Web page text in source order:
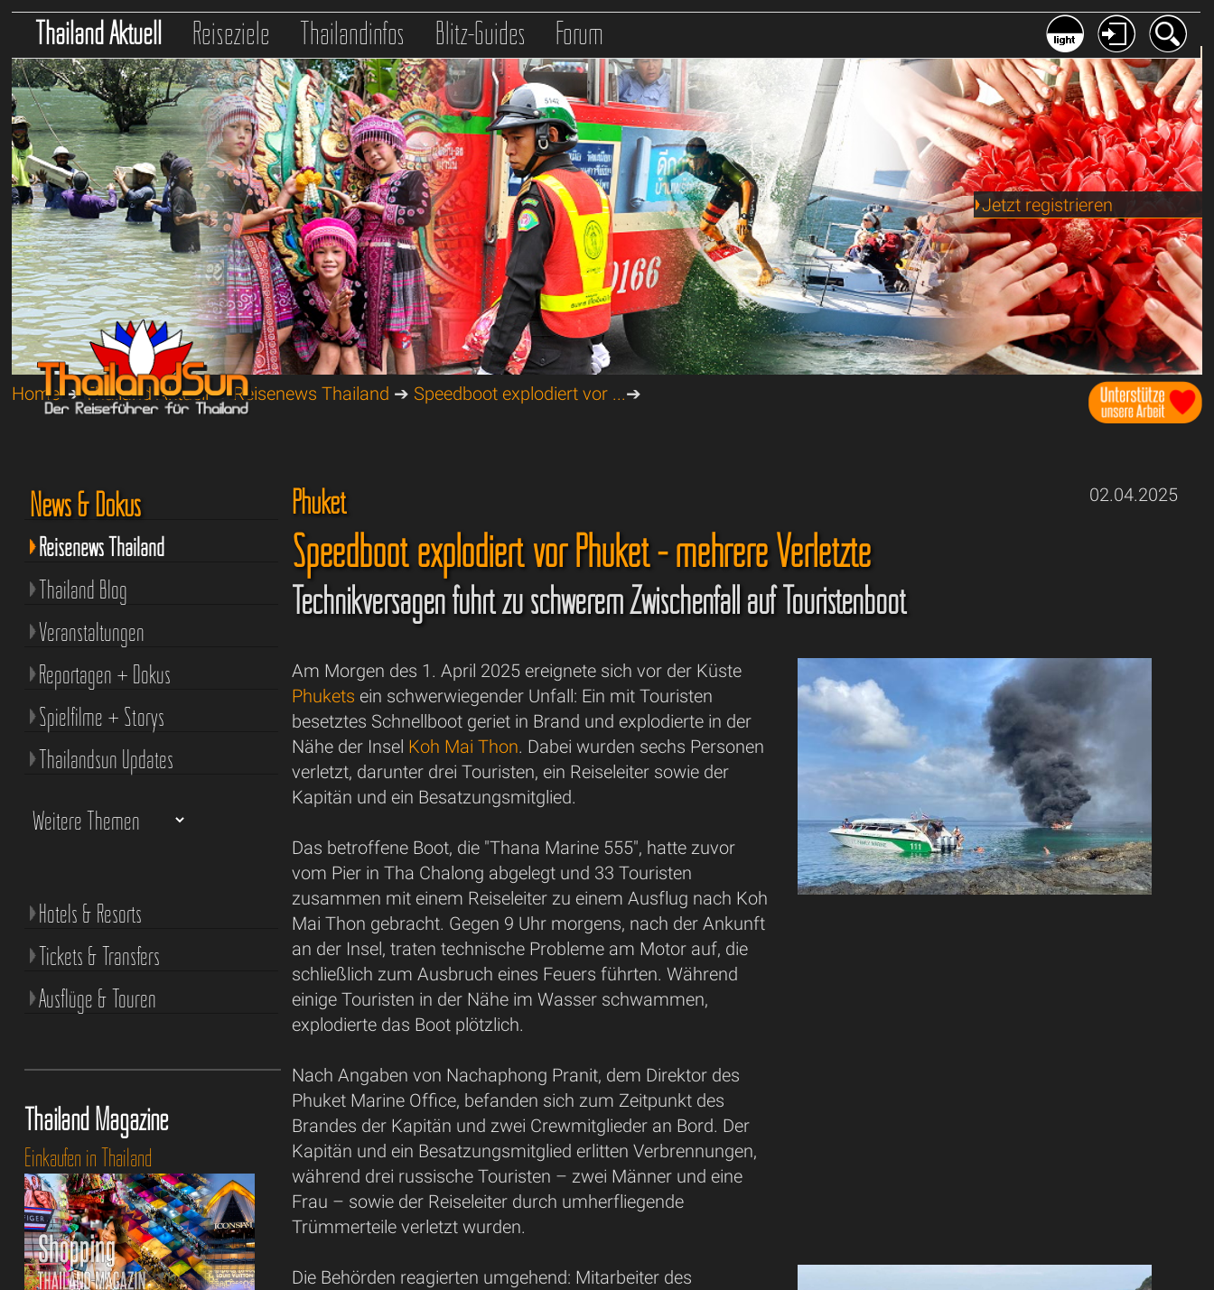
Thailand Aktuell Reiseziele Thailandinfos Blitz-Guides Forum
Jetzt registrieren
Home➔Thailand Aktuell➔Reisenews Thailand ➔ Speedboot explodiert vor ...➔
02.04.2025
Phuket
Speedboot explodiert vor Phuket - mehrere Verletzte
Technikversagen führt zu schwerem Zwischenfall auf Touristenboot
Am Morgen des 1. April 2025 ereignete sich vor der Küste
Phukets ein schwerwiegender Unfall: Ein mit Touristen
besetztes Schnellboot geriet in Brand und explodierte in der
Nähe der Insel Koh Mai Thon. Dabei wurden sechs Personen
verletzt, darunter drei Touristen, ein Reiseleiter sowie der
Kapitän und ein Besatzungsmitglied.
Das betroffene Boot, die "Thana Marine 555", hatte zuvor
vom Pier in Tha Chalong abgelegt und 33 Touristen
zusammen mit einem Reiseleiter zu einem Ausflug nach Koh
Mai Thon gebracht. Gegen 9 Uhr morgens, nach der Ankunft
an der Insel, traten technische Probleme am Motor auf, die
schließlich zum Ausbruch eines Feuers führten. Während
einige Touristen in der Nähe im Wasser schwammen,
explodierte das Boot plötzlich.
Nach Angaben von Nachaphong Pranit, dem Direktor des
Phuket Marine Office, befanden sich zum Zeitpunkt des
Brandes der Kapitän und zwei Crewmitglieder an Bord. Der
Kapitän und ein Besatzungsmitglied erlitten Verbrennungen,
während drei russische Touristen – zwei Männer und eine
Frau – sowie der Reiseleiter durch umherfliegende
Trümmerteile verletzt wurden.
Die Behörden reagierten umgehend: Mitarbeiter des
News & Dokus
Reisenews Thailand
Thailand Blog
Veranstaltungen
Reportagen + Dokus
Spielfilme + Storys
Thailandsun Updates
Hotels & Resorts
Tickets & Transfers
Ausflüge & Touren
Thailand Magazine
Einkaufen in Thailand